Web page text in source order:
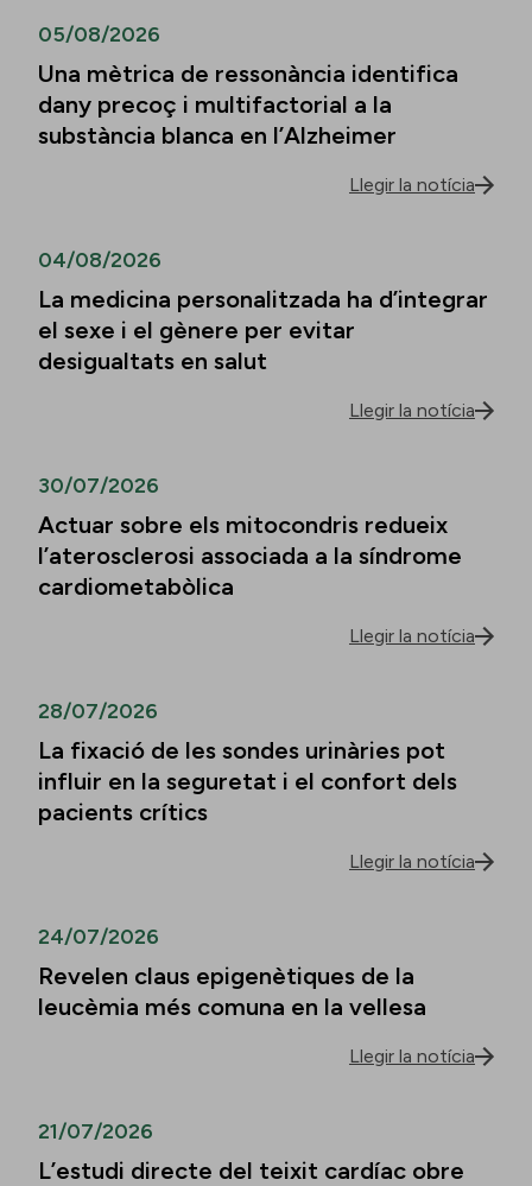
05/08/2026
Una mètrica de ressonància identifica
dany precoç i multifactorial a la
substància blanca en l’Alzheimer
Llegir la notícia
04/08/2026
La medicina personalitzada ha d’integrar
el sexe i el gènere per evitar
desigualtats en salut
Llegir la notícia
30/07/2026
Actuar sobre els mitocondris redueix
l’aterosclerosi associada a la síndrome
cardiometabòlica
Llegir la notícia
28/07/2026
La fixació de les sondes urinàries pot
influir en la seguretat i el confort dels
pacients crítics
Llegir la notícia
24/07/2026
Revelen claus epigenètiques de la
leucèmia més comuna en la vellesa
Llegir la notícia
21/07/2026
L’estudi directe del teixit cardíac obre